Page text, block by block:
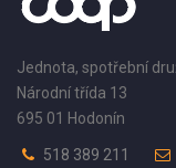
Jednota, spotřební
Národní třída 13
695 01 Hodonín
518 389 211